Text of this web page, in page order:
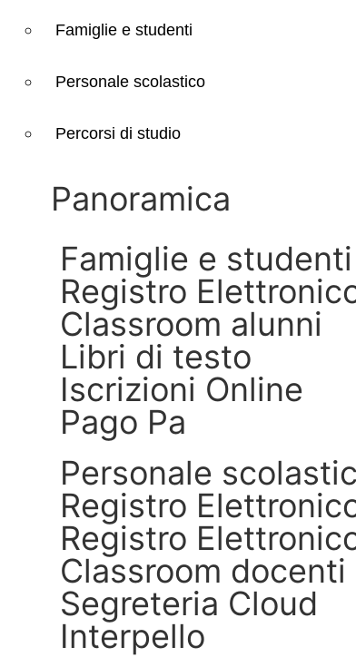
Famiglie e studenti
Personale scolastico
Percorsi di studio
Panoramica
Famiglie e studenti
Registro
Classroom alunni
Libri di testo
Iscrizioni Online
Pago Pa
Personale
Registro
Registro
Classroom docenti
Segreteria Cloud
Interpello